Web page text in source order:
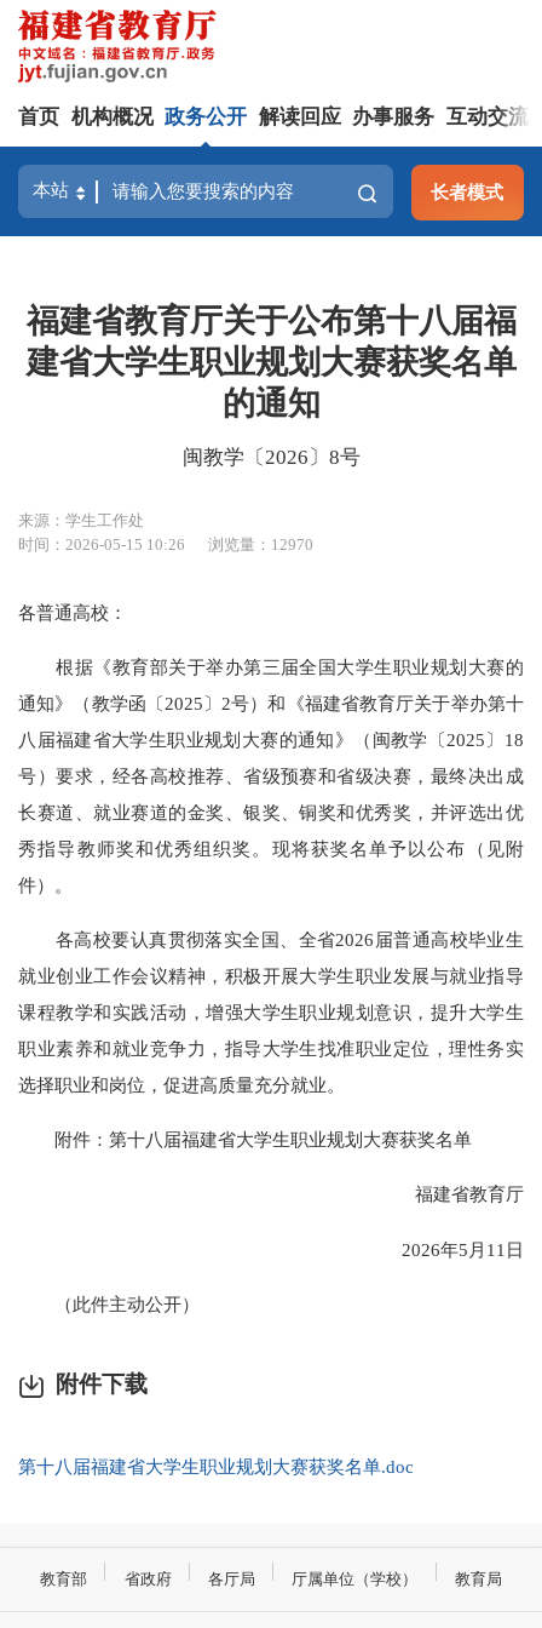
首页 机构概况 政务公开 解读回应 办事服务 互动交流
长者模式
福建省教育厅关于公布第十八届福
建省大学生职业规划大赛获奖名单
的通知
闽教学〔2026〕8号
来源：学生工作处
时间：2026-05-15 10:26
浏览量：12970
各普通高校：
根据《教育部关于举办第三届全国大学生职业规划大赛的
通知》（教学函〔2025〕2号）和《福建省教育厅关于举办第十
八届福建省大学生职业规划大赛的通知》（闽教学〔2025〕18
号）要求，经各高校推荐、省级预赛和省级决赛，最终决出成
长赛道、就业赛道的金奖、银奖、铜奖和优秀奖，并评选出优
秀指导教师奖和优秀组织奖。现将获奖名单予以公布（见附
件）。
各高校要认真贯彻落实全国、全省2026届普通高校毕业生
就业创业工作会议精神，积极开展大学生职业发展与就业指导
课程教学和实践活动，增强大学生职业规划意识，提升大学生
职业素养和就业竞争力，指导大学生找准职业定位，理性务实
选择职业和岗位，促进高质量充分就业。
附件：第十八届福建省大学生职业规划大赛获奖名单
福建省教育厅
2026年5月11日
（此件主动公开）
附件下载
第十八届福建省大学生职业规划大赛获奖名单.doc
教育部 省政府 各厅局 厅属单位（学校） 教育局